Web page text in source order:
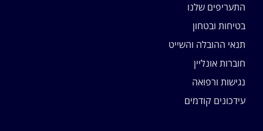
התעריפים שלנו
בטיחות ובטחון
תנאי ההובלה והשייט
חוברות אונליין
נגישות ורפואה
עידכונים קודמים